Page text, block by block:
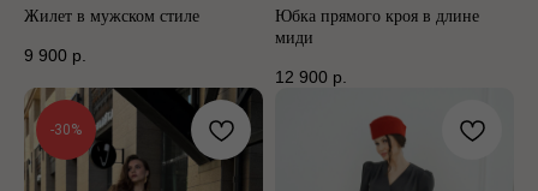
Жилет в мужском стиле
9 900 р.
Юбка прямого кроя в длине
миди
12 900 р.
-30%